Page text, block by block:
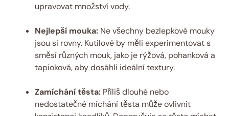
upravovat množství vody.
Nejlepší mouka: Ne všechny bezlepkové mouky
jsou si rovny. Kutilové by měli experimentovat s
směsí různých mouk, jako je rýžová, pohanková a
tapioková, aby dosáhli ideální textury.
Zamíchání těsta: Příliš dlouhé nebo
nedostatečné míchání těsta může ovlivnit